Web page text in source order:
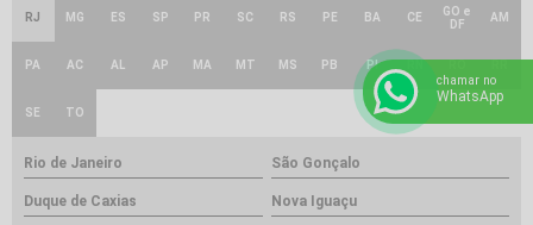
RJ MG ES SP PR SC RS PE BA CE
GO e
DF
AM
PA AC AL AP MA MT MS PB PI
SE TO
Rio de Janeiro São Gonçalo
Duque de Caxias Nova Iguaçu
chamar no
WhatsApp